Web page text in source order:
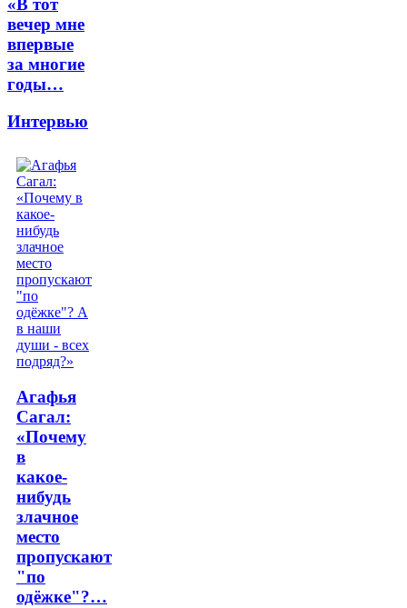
«В тот
вечер мне
впервые
за многие
годы…
Интервью
Агафья
Сагал:
«Почему
в
какое-
нибудь
злачное
место
пропускают
"по
одёжке"?…